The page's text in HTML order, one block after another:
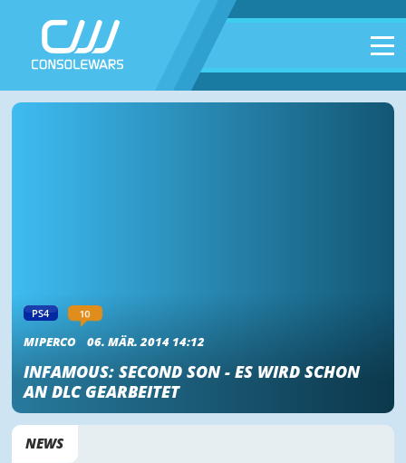
PS4 10
MIPERCO 06. MÄR. 2014 14:12
INFAMOUS: SECOND SON - ES WIRD SCHON
AN DLC GEARBEITET
NEWS